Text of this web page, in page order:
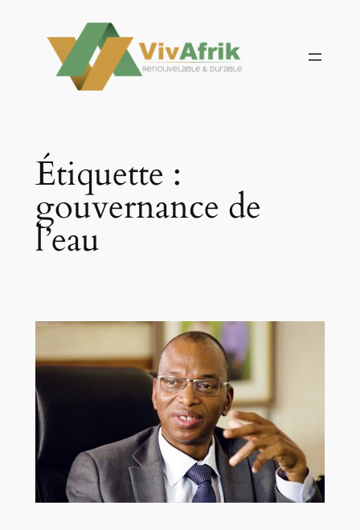
contenu
Étiquette :
gouvernance de
l’eau